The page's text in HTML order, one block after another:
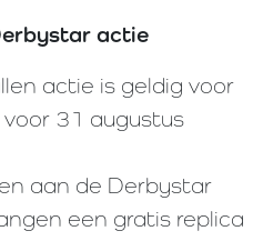
actie
actie is geldig voor
31 augustus
aan de Derbystar
een gratis replica